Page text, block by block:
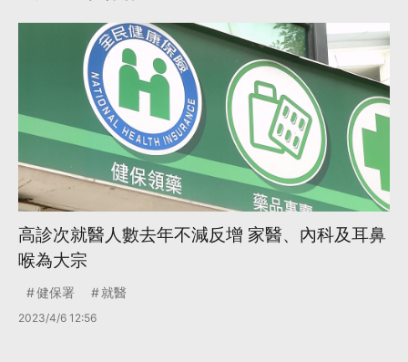
高診次就醫人數去年不減反增 家醫、內科及耳鼻
喉為大宗
健保署 就醫
2023/4/6 12:56